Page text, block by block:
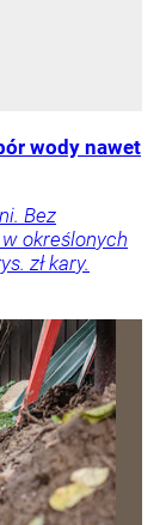
wody nawet
Bez
określonych
zł kary.